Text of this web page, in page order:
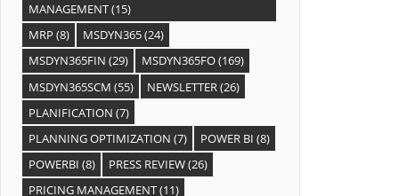
MANAGEMENT(15)
MRP (8) MSDYN365(24)
MSDYN365FIN (29) MSDYN365FO(169)
MSDYN365SCM (55) NEWSLETTER(26)
PLANIFICATION (7)
PLANNING OPTIMIZATION (7) POWER BI (8)
POWERBI (8) PRESS REVIEW(26)
PRICING MANAGEMENT(11)